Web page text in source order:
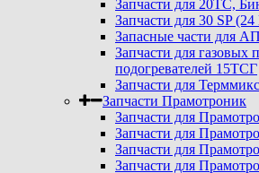
Запчасти для 20ТС,
Запчасти для 30 SP
Запасные части для
Запчасти для газовых
подогревателей 15ТСГ
Запчасти для
Запчасти Прамотроник
Запчасти для
Запчасти для
Запчасти для
Запчасти для